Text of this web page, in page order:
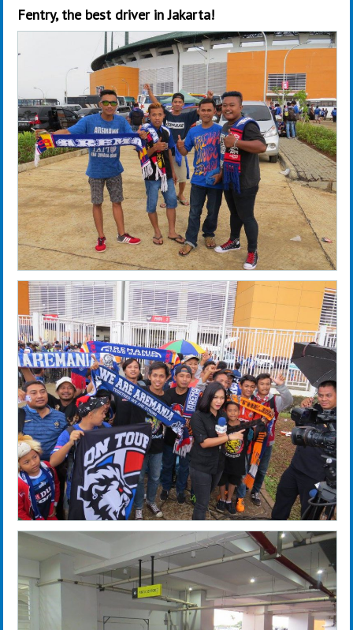
Fentry, the best driver in Jakarta!